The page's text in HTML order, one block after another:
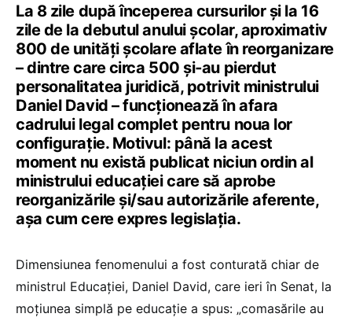
La 8 zile după începerea cursurilor și la 16
zile de la debutul anului școlar, aproximativ
800 de unități școlare aflate în reorganizare
– dintre care circa 500 și‑au pierdut
personalitatea juridică, potrivit ministrului
Daniel David – funcționează în afara
cadrului legal complet pentru noua lor
configurație. Motivul: până la acest
moment nu există publicat niciun ordin al
ministrului educației care să aprobe
reorganizările și/sau autorizările aferente,
așa cum cere expres legislația.
Dimensiunea fenomenului a fost conturată chiar de
ministrul Educației, Daniel David, care ieri în Senat, la
moțiunea simplă pe educație a spus: „comasările au